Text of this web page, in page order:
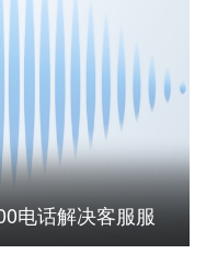
电话解决客服服